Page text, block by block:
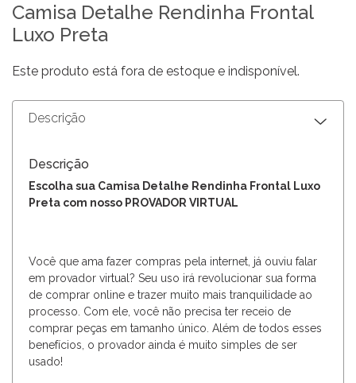
Camisa Detalhe Rendinha Frontal
Luxo Preta
Este produto está fora de estoque e indisponível.
Descrição
Descrição
Escolha sua Camisa Detalhe Rendinha Frontal Luxo
Preta com nosso PROVADOR VIRTUAL
Você que ama fazer compras pela internet, já ouviu falar
em provador virtual? Seu uso irá revolucionar sua forma
de comprar online e trazer muito mais tranquilidade ao
processo. Com ele, você não precisa ter receio de
comprar peças em tamanho único. Além de todos esses
benefícios, o provador ainda é muito simples de ser
usado!